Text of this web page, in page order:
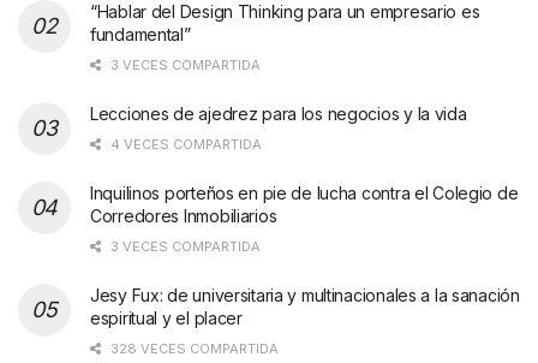
“Hablar del Design Thinking para un empresario es
fundamental”
3 VECES COMPARTIDA
Lecciones de ajedrez para los negocios y la vida
4 VECES COMPARTIDA
Inquilinos porteños en pie de lucha contra el Colegio de
Corredores Inmobiliarios
3 VECES COMPARTIDA
Jesy Fux: de universitaria y multinacionales a la sanación
espiritual y el placer
328 VECES COMPARTIDA